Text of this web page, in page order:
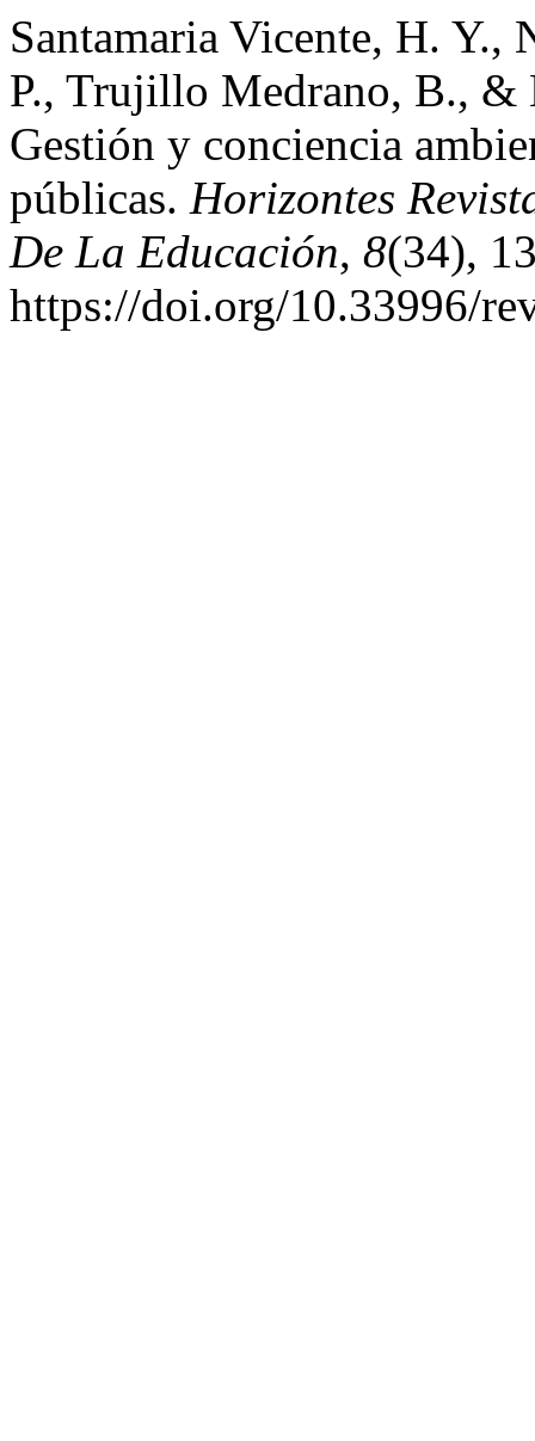
Santamaria Vicente, H. Y.,
P., Trujillo Medrano, B., &
Gestión y conciencia
públicas. Horizontes
De La Educación, 8(34),
https://doi.org/10.33996/